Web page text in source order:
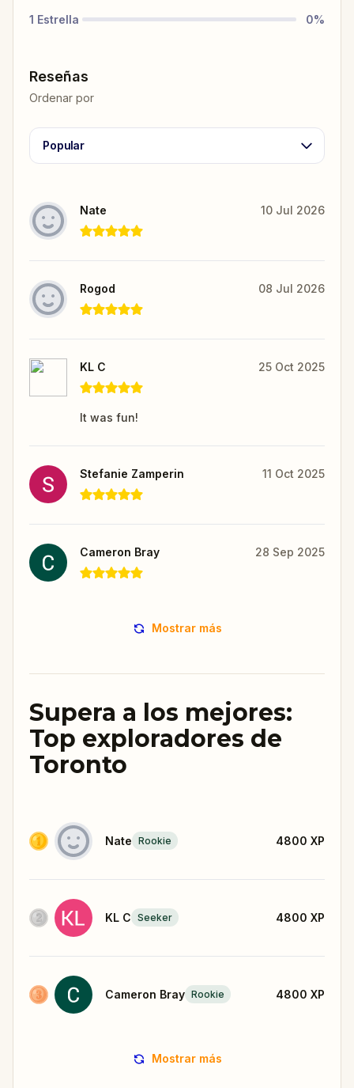
1 Estrella 0%
Reseñas
Ordenar por
Popular
Nate 10 Jul 2026
Rogod 08 Jul 2026
KL C 25 Oct 2025
It was fun!
Stefanie Zamperin 11 Oct 2025
Cameron Bray 28 Sep 2025
Mostrar más
Supera a los mejores:
Top exploradores de
Toronto
Nate Rookie 4800 XP
KL C Seeker 4800 XP
Cameron Bray Rookie 4800 XP
Mostrar más